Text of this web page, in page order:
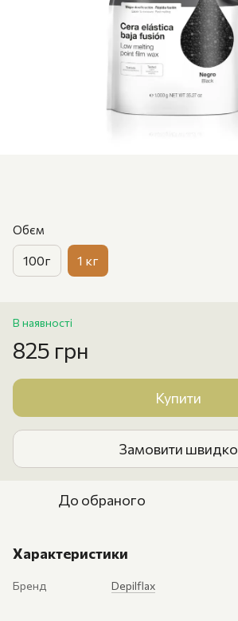
Обєм
100г 1 кг
В наявності
825 грн
Купити
Замовити швидко
До обраного
Характеристики
Бренд Depilflax